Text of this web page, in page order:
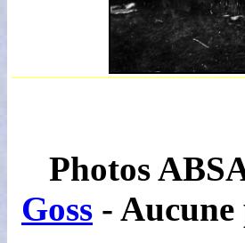
Photos
Goss -